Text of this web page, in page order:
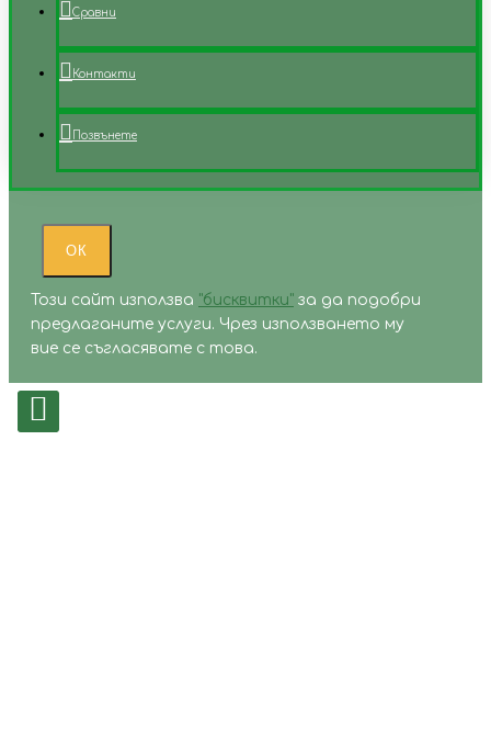
Сравни
Контакти
Позвънете
ОК
Този сайт използва "бисквитки" за да подобри
предлаганите услуги. Чрез използването му
вие се съгласявате с това.